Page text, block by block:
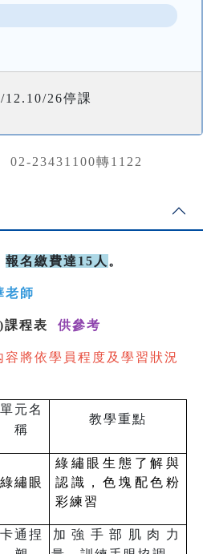
26停課
02-23431100轉1122
報名繳費達15人 。
老師
程表 供參考
將依學員程度及學習狀況
單元名
稱
教學重點
綠繡眼
綠繡眼生態了解與
認識 ，色塊配色粉
彩練習
卡通捏
加強手部肌肉力